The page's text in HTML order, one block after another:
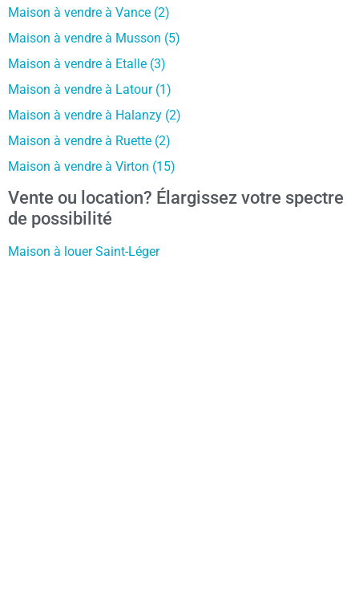
Maison à vendre à Vance (2)
Maison à vendre à Musson (5)
Maison à vendre à Etalle (3)
Maison à vendre à Latour (1)
Maison à vendre à Halanzy (2)
Maison à vendre à Ruette (2)
Maison à vendre à Virton (15)
Vente ou location? Élargissez votre spectre
de possibilité
Maison à louer Saint-Léger